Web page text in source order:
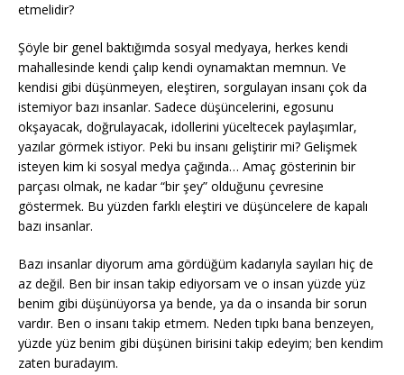
etmelidir?
Şöyle bir genel baktığımda sosyal medyaya, herkes kendi
mahallesinde kendi çalıp kendi oynamaktan memnun. Ve
kendisi gibi düşünmeyen, eleştiren, sorgulayan insanı çok da
istemiyor bazı insanlar. Sadece düşüncelerini, egosunu
okşayacak, doğrulayacak, idollerini yüceltecek paylaşımlar,
yazılar görmek istiyor. Peki bu insanı geliştirir mi? Gelişmek
isteyen kim ki sosyal medya çağında… Amaç gösterinin bir
parçası olmak, ne kadar “bir şey” olduğunu çevresine
göstermek. Bu yüzden farklı eleştiri ve düşüncelere de kapalı
bazı insanlar.
Bazı insanlar diyorum ama gördüğüm kadarıyla sayıları hiç de
az değil. Ben bir insan takip ediyorsam ve o insan yüzde yüz
benim gibi düşünüyorsa ya bende, ya da o insanda bir sorun
vardır. Ben o insanı takip etmem. Neden tıpkı bana benzeyen,
yüzde yüz benim gibi düşünen birisini takip edeyim; ben kendim
zaten buradayım.